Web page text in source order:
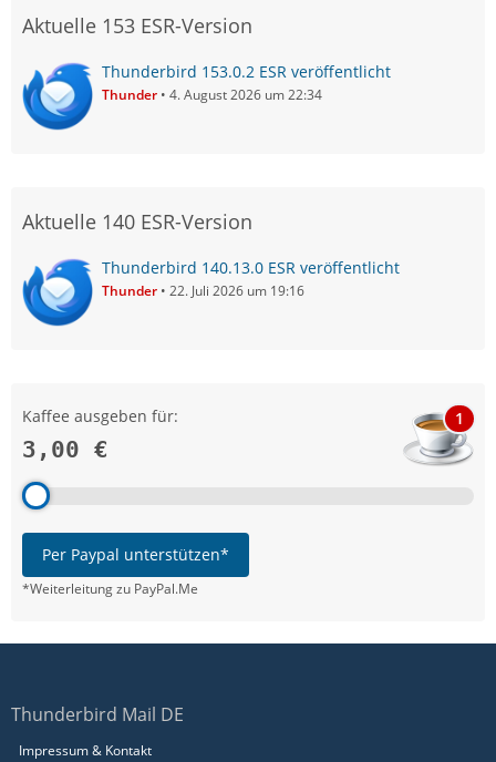
Aktuelle 153 ESR-Version
Thunderbird 153.0.2 ESR veröffentlicht
Thunder 4. August 2026 um 22:34
Aktuelle 140 ESR-Version
Thunderbird 140.13.0 ESR veröffentlicht
Thunder 22. Juli 2026 um 19:16
Kaffee ausgeben für:
3,00 €
1
Per Paypal unterstützen*
*Weiterleitung zu PayPal.Me
Thunderbird Mail DE
Impressum & Kontakt